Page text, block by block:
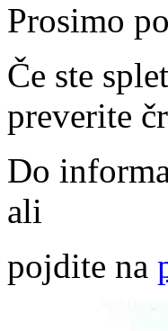
Prosimo
Če ste
preverite
Do
ali
pojdite na